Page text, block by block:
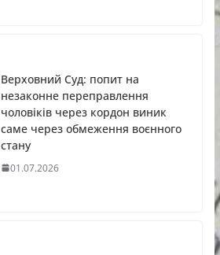
Верховний Суд: попит на
незаконне переправлення
чоловіків через кордон виник
саме через обмеження воєнного
стану
01.07.2026